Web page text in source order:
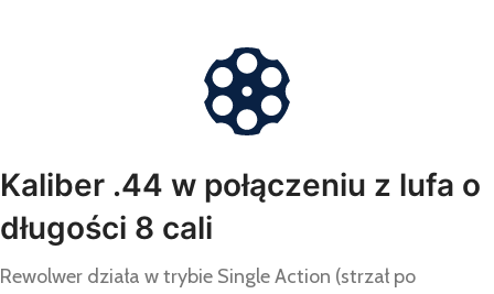
Kaliber .44 w połączeniu z lufa o
długości 8 cali
Rewolwer działa w trybie Single Action (strzał po